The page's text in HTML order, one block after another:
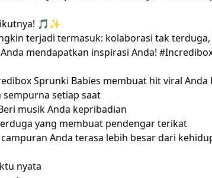
🎵✨
terjadi termasuk: kolaborasi tak
mendapatkan inspirasi Anda!
Sprunki Babies membuat hit viral
sempurna setiap saat
musik Anda kepribadian
yang membuat pendengar terikat
campuran Anda terasa lebih besar dari
nyata